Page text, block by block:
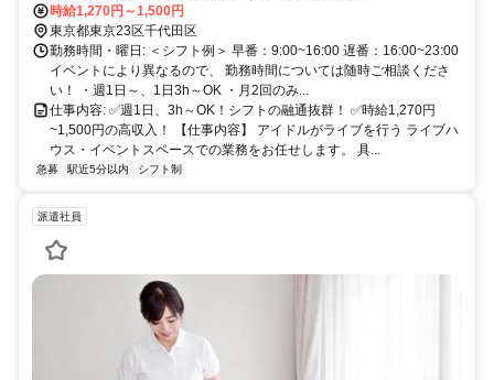
時給1,270円～1,500円
東京都東京23区千代田区
勤務時間・曜日: ＜シフト例＞ 早番：9:00~16:00 遅番：16:00~23:00
イベントにより異なるので、 勤務時間については随時ご相談くださ
い！ ・週1日～、1日3h～OK ・月2回のみ...
仕事内容: ✅週1日、3h～OK！シフトの融通抜群！ ✅時給1,270円
~1,500円の高収入！ 【仕事内容】 アイドルがライブを行う ライブハ
ウス・イベントスペースでの業務をお任せします。 具...
急募 駅近5分以内 シフト制
派遣社員